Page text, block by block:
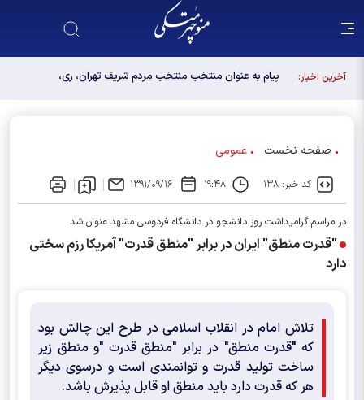
آخرین اخبار:
پیام به عنوان منتخب منتخب مردم شریف تهران، ری،
صفحه نخست عمومی
کد خبر: ۱۳۸ ۱۹:۴۸ ۱۳۹۱/۰۹/۱۶
در مراسم گرامیداشت روز دانشجو در دانشگاه فردوسی مشهد عنوان شد
"قدرت منطق" ایران در برابر "منطق قدرت" آمریکا رزم سختی
دارد
تلاش امام در انقلاب اسلامی در طرح این چالش بود
که "قدرت منطق" در برابر "منطق قدرت "و منطق زیر
ساخت تولید قدرت و توانمندی است و درسوی دیگر
هر که قدرت دارد باید منطق او قابل پذیرش باشد.